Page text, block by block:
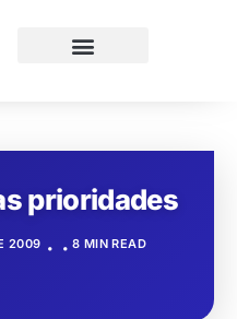
prioridades
2009 8 MIN READ